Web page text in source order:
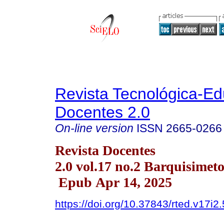
Revista Tecnológica-
Docentes 2.0
On-line version ISSN 2665-0266
Revista Docentes
2.0 vol.17 no.2
Epub Apr 14, 2025
https://doi.org/10.37843/